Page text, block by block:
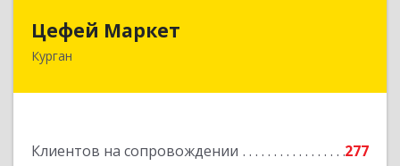
Цефей Маркет
Курган
Клиентов на сопровождении
277
640002, Курганская обл, Курган г, М.Горького